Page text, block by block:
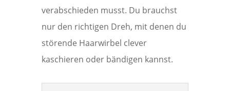
verabschieden musst. Du brauchst
nur den richtigen Dreh, mit denen du
störende Haarwirbel clever
kaschieren oder bändigen kannst.